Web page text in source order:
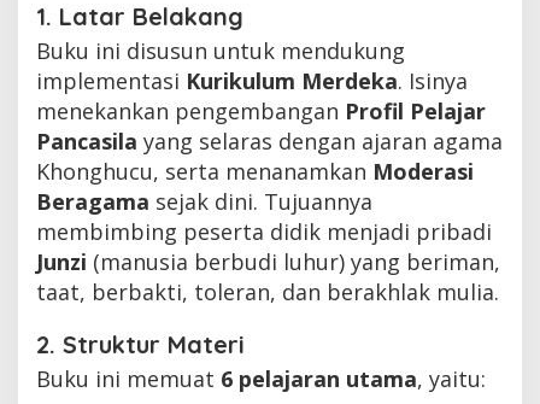
1. Latar Belakang
Buku ini disusun untuk mendukung
implementasi Kurikulum Merdeka. Isinya
menekankan pengembangan Profil Pelajar
Pancasila yang selaras dengan ajaran agama
Khonghucu, serta menanamkan Moderasi
Beragama sejak dini. Tujuannya
membimbing peserta didik menjadi pribadi
Junzi (manusia berbudi luhur) yang beriman,
taat, berbakti, toleran, dan berakhlak mulia.
2. Struktur Materi
Buku ini memuat 6 pelajaran utama, yaitu: